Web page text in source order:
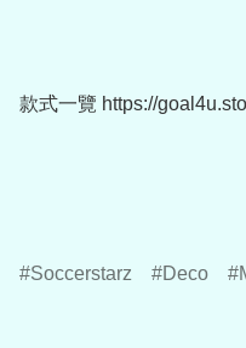
款式一覽 https://
Soccerstarz Deco